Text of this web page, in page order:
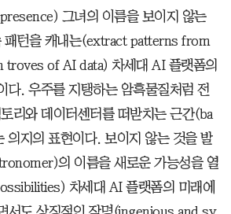
그녀의 이름을 보이지 않는
패턴을 캐내는(extract patterns from
of AI data) 차세대 AI 플랫폼의
다. 우주를 지탱하는 암흑물질처럼 전
리와 데이터센터를 떠받치는 근간(ba
의지의 표현이다. 보이지 않는 것을 발
의 이름을 새로운 가능성을 열
차세대 AI 플랫폼의 미래에